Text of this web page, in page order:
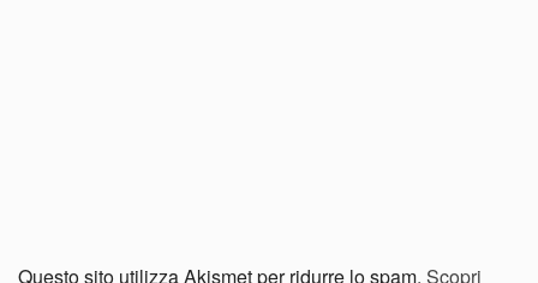
Questo sito utilizza Akismet per ridurre lo spam. Scopri